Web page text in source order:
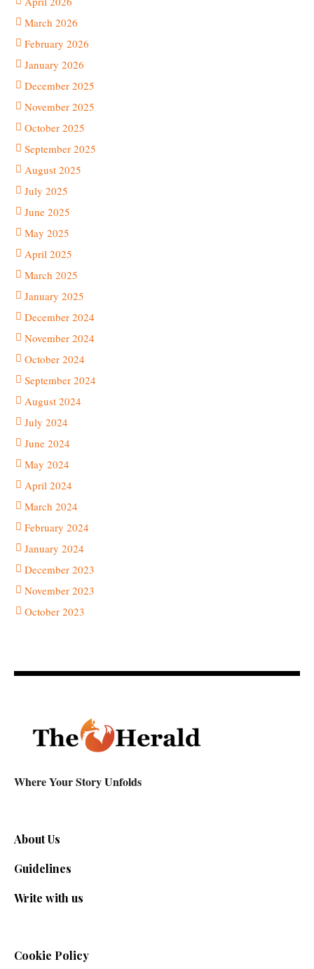
March 2026
February 2026
January 2026
December 2025
November 2025
October 2025
September 2025
August 2025
July 2025
June 2025
May 2025
April 2025
March 2025
January 2025
December 2024
November 2024
October 2024
September 2024
August 2024
July 2024
June 2024
May 2024
April 2024
March 2024
February 2024
January 2024
December 2023
November 2023
October 2023
Where Your Story Unfolds
About Us
Guidelines
Write with us
Cookie Policy